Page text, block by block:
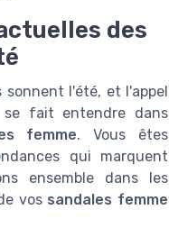
des
sonnent l'été, et l'appel
fait entendre dans
femme. Vous êtes
qui marquent
ensemble dans les
vos sandales femme